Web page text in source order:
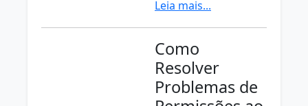
Leia mais...
Como
Resolver
Problemas de